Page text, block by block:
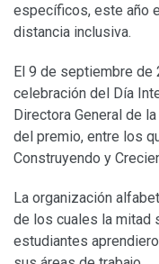
específicos, este año
distancia inclusiva.
El 9 de septiembre de
celebración del Día
Directora General de
del premio, entre los
Construyendo y
La organización
de los cuales la mitad
estudiantes